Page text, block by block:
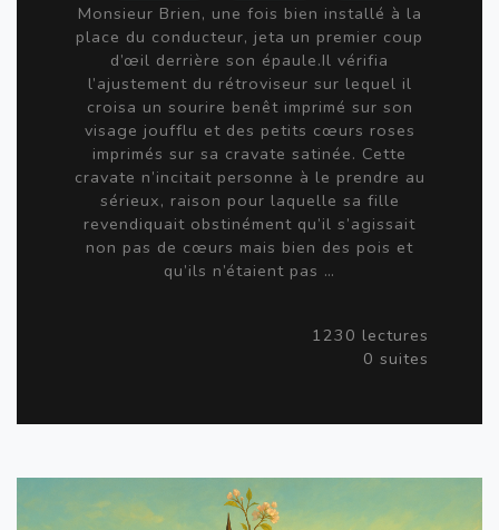
Monsieur Brien, une fois bien installé à la
place du conducteur, jeta un premier coup
d’œil derrière son épaule.Il vérifia
l’ajustement du rétroviseur sur lequel il
croisa un sourire benêt imprimé sur son
visage joufflu et des petits cœurs roses
imprimés sur sa cravate satinée. Cette
cravate n’incitait personne à le prendre au
sérieux, raison pour laquelle sa fille
revendiquait obstinément qu’il s’agissait
non pas de cœurs mais bien des pois et
qu’ils n’étaient pas …
1230 lectures
0 suites